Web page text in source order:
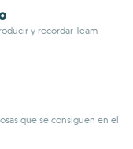
y recordar Team
que se consiguen en el